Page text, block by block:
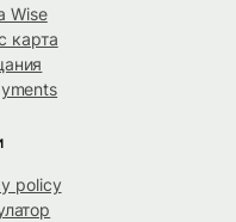
Wise
карта
policy